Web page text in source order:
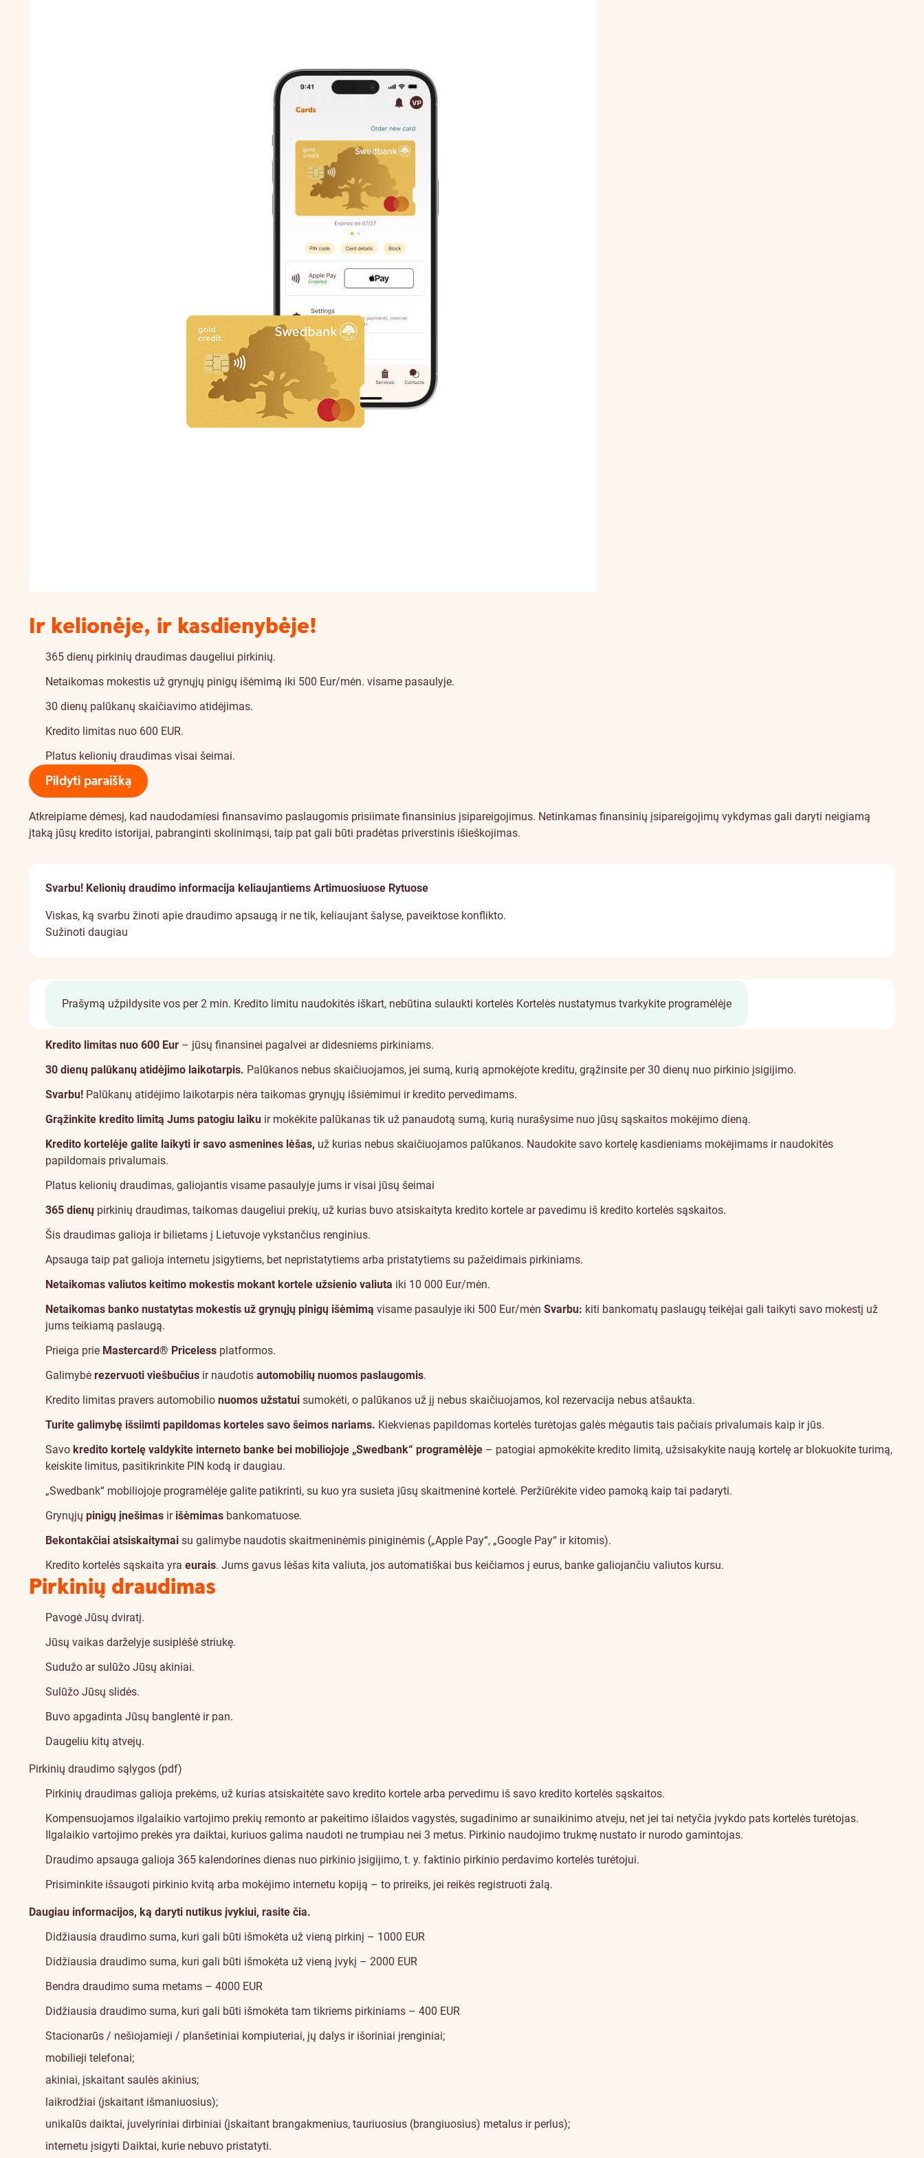
Ir kelionėje, ir kasdienybėje!
365 dienų pirkinių draudimas daugeliui pirkinių.
Netaikomas mokestis už grynųjų pinigų išėmimą iki 500 Eur/mėn. visame pasaulyje.
30 dienų palūkanų skaičiavimo atidėjimas.
Kredito limitas nuo 600 EUR.
Platus kelionių draudimas visai šeimai.
Pildyti paraišką
Atkreipiame dėmesį, kad naudodamiesi finansavimo paslaugomis prisiimate finansinius įsipareigojimus. Netinkamas finansinių įsipareigojimų vykdymas gali daryti neigiamą
įtaką jūsų kredito istorijai, pabranginti skolinimąsi, taip pat gali būti pradėtas priverstinis išieškojimas.
Svarbu! Kelionių draudimo informacija keliaujantiems Artimuosiuose Rytuose
Viskas, ką svarbu žinoti apie draudimo apsaugą ir ne tik, keliaujant šalyse, paveiktose konflikto.
Sužinoti daugiau
Prašymą užpildysite vos per 2 min. Kredito limitu naudokitės iškart, nebūtina sulaukti kortelės Kortelės nustatymus tvarkykite programėlėje
Apie
Kredito limitas nuo 600 Eur – jūsų finansinei pagalvei ar didesniems pirkiniams.
30 dienų palūkanų atidėjimo laikotarpis. Palūkanos nebus skaičiuojamos, jei sumą, kurią apmokėjote kreditu, grąžinsite per 30 dienų nuo pirkinio įsigijimo.
Svarbu! Palūkanų atidėjimo laikotarpis nėra taikomas grynųjų išsiėmimui ir kredito pervedimams.
Grąžinkite kredito limitą Jums patogiu laiku ir mokėkite palūkanas tik už panaudotą sumą, kurią nurašysime nuo jūsų sąskaitos mokėjimo dieną.
Kredito kortelėje galite laikyti ir savo asmenines lėšas, už kurias nebus skaičiuojamos palūkanos. Naudokite savo kortelę kasdieniams mokėjimams ir naudokitės
papildomais privalumais.
Platus kelionių draudimas, galiojantis visame pasaulyje jums ir visai jūsų šeimai
365 dienų pirkinių draudimas, taikomas daugeliui prekių, už kurias buvo atsiskaityta kredito kortele ar pavedimu iš kredito kortelės sąskaitos.
Šis draudimas galioja ir bilietams į Lietuvoje vykstančius renginius.
Apsauga taip pat galioja internetu įsigytiems, bet nepristatytiems arba pristatytiems su pažeidimais pirkiniams.
Netaikomas valiutos keitimo mokestis mokant kortele užsienio valiuta iki 10 000 Eur/mėn.
Netaikomas banko nustatytas mokestis už grynųjų pinigų išėmimą visame pasaulyje iki 500 Eur/mėn Svarbu: kiti bankomatų paslaugų teikėjai gali taikyti savo mokestį už
jums teikiamą paslaugą.
Prieiga prie Mastercard® Priceless platformos.
Galimybė rezervuoti viešbučius ir naudotis automobilių nuomos paslaugomis.
Kredito limitas pravers automobilio nuomos užstatui sumokėti, o palūkanos už jį nebus skaičiuojamos, kol rezervacija nebus atšaukta.
Turite galimybę išsiimti papildomas korteles savo šeimos nariams. Kiekvienas papildomas kortelės turėtojas galės mėgautis tais pačiais privalumais kaip ir jūs.
Savo kredito kortelę valdykite interneto banke bei mobiliojoje „Swedbank“ programėlėje – patogiai apmokėkite kredito limitą, užsisakykite naują kortelę ar blokuokite turimą,
keiskite limitus, pasitikrinkite PIN kodą ir daugiau.
„Swedbank“ mobiliojoje programėlėje galite patikrinti, su kuo yra susieta jūsų skaitmeninė kortelė. Peržiūrėkite video pamoką kaip tai padaryti.
Grynųjų pinigų įnešimas ir išėmimas bankomatuose.
Bekontakčiai atsiskaitymai su galimybe naudotis skaitmeninėmis piniginėmis („Apple Pay“, „Google Pay“ ir kitomis).
Kredito kortelės sąskaita yra eurais. Jums gavus lėšas kita valiuta, jos automatiškai bus keičiamos į eurus, banke galiojančiu valiutos kursu.
Draudimas
Pirkinių draudimas
Pavogė Jūsų dviratį.
Jūsų vaikas darželyje susiplėšė striukę.
Sudužo ar sulūžo Jūsų akiniai.
Sulūžo Jūsų slidės.
Buvo apgadinta Jūsų banglentė ir pan.
Daugeliu kitų atvejų.
Pirkinių draudimo sąlygos (pdf)
Pirkinių draudimas galioja prekėms, už kurias atsiskaitėte savo kredito kortele arba pervedimu iš savo kredito kortelės sąskaitos.
Kompensuojamos ilgalaikio vartojimo prekių remonto ar pakeitimo išlaidos vagystės, sugadinimo ar sunaikinimo atveju, net jei tai netyčia įvykdo pats kortelės turėtojas.
Ilgalaikio vartojimo prekės yra daiktai, kuriuos galima naudoti ne trumpiau nei 3 metus. Pirkinio naudojimo trukmę nustato ir nurodo gamintojas.
Draudimo apsauga galioja 365 kalendorines dienas nuo pirkinio įsigijimo, t. y. faktinio pirkinio perdavimo kortelės turėtojui.
Prisiminkite išsaugoti pirkinio kvitą arba mokėjimo internetu kopiją – to prireiks, jei reikės registruoti žalą.
Daugiau informacijos, ką daryti nutikus įvykiui, rasite čia.
Didžiausia draudimo suma, kuri gali būti išmokėta už vieną pirkinį – 1000 EUR
Didžiausia draudimo suma, kuri gali būti išmokėta už vieną įvykį – 2000 EUR
Bendra draudimo suma metams – 4000 EUR
Didžiausia draudimo suma, kuri gali būti išmokėta tam tikriems pirkiniams – 400 EUR
Stacionarūs / nešiojamieji / planšetiniai kompiuteriai, jų dalys ir išoriniai įrenginiai;
mobilieji telefonai;
akiniai, įskaitant saulės akinius;
laikrodžiai (įskaitant išmaniuosius);
unikalūs daiktai, juvelyriniai dirbiniai (įskaitant brangakmenius, tauriuosius (brangiuosius) metalus ir perlus);
internetu įsigyti Daiktai, kurie nebuvo pristatyti.